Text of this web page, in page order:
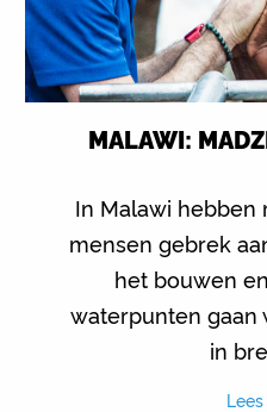
MALAWI:
In Malawi hebben
mensen gebrek
het bouwen
waterpunten gaan
in